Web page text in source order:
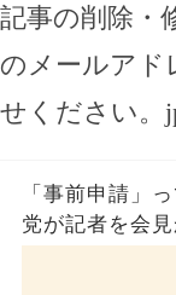
記事の削除・
のメールアド
せください。
「事前申請」
党が記者を会